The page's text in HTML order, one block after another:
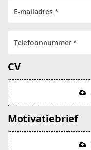
CV
Motivatiebrief